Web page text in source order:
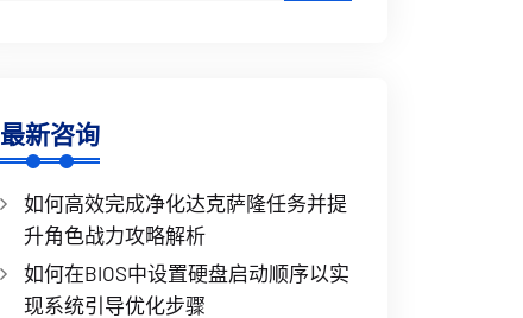
最新咨询
如何高效完成净化达克萨隆任务并提
升角色战力攻略解析
如何在BIOS中设置硬盘启动顺序以实
现系统引导优化步骤